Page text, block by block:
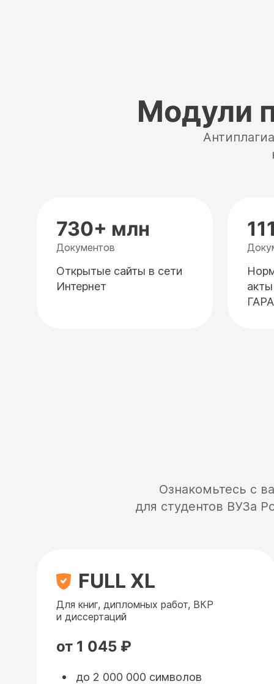
Модули
730+ млн
Документов
Открытые сайты в сети
Интернет
Ознакомьтесь с
для студентов ВУЗа
FULL XL
Для книг, дипломных работ, ВКР
и диссертаций
от 1 045 ₽
до 2 000 000 символов